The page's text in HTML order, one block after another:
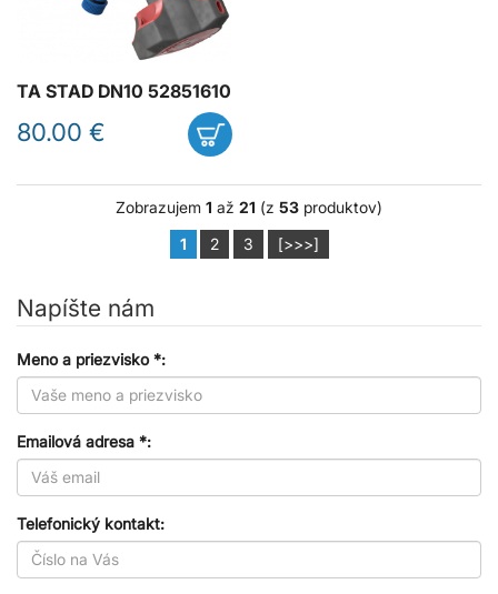
TA STAD DN10 52851610
80.00 €
Zobrazujem 1 až 21 (z 53 produktov)
1
2 3 [>>>]
Napíšte nám
Meno a priezvisko *:
Emailová adresa *:
Telefonický kontakt: